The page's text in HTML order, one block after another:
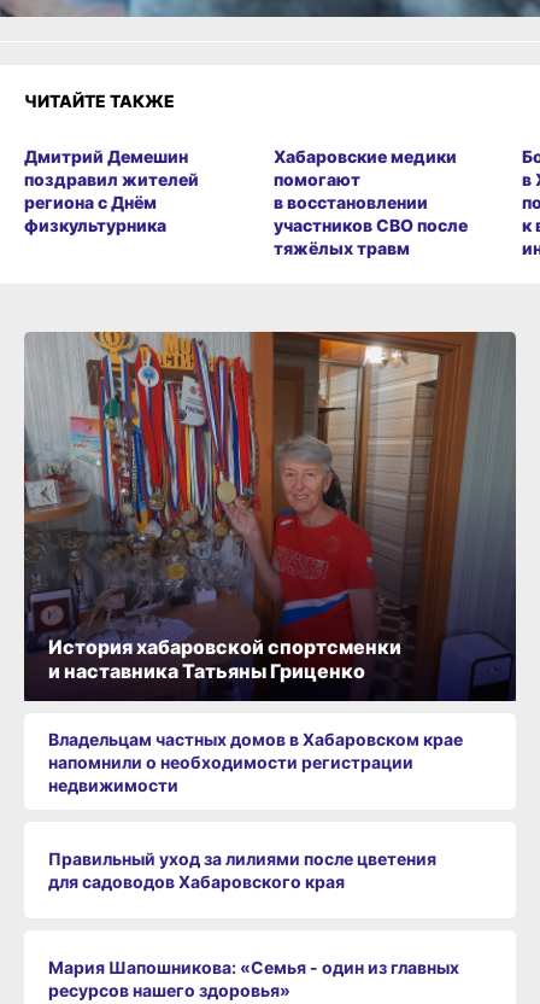
ЧИТАЙТЕ ТАКЖЕ
Дмитрий Демешин
поздравил жителей
региона с Днём
физкультурника
Хабаровские медики
помогают
в восстановлении
участников СВО после
тяжёлых травм
в
к
История хабаровской спортсменки
и наставника Татьяны Гриценко
Владельцам частных домов в Хабаровском крае
напомнили о необходимости регистрации
недвижимости
Правильный уход за лилиями после цветения
для садоводов Хабаровского края
Мария Шапошникова: «Семья - один из главных
ресурсов нашего здоровья»